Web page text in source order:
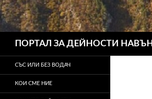
ПОРТАЛ ЗА ДЕЙНОСТИ НАВЪН
СЪС ИЛИ БЕЗ ВОДАЧ
КОИ СМЕ НИЕ